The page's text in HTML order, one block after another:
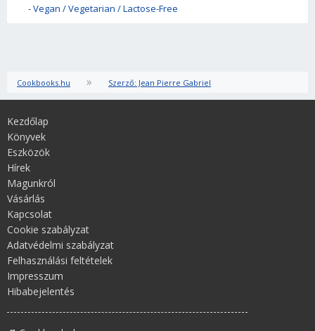
-Vegan / Vegetarian / Lactose-Free
Cookbooks.hu » Szerző: Jean Pierre Gabriel
Kezdőlap
Könyvek
Eszközök
Hírek
Magunkról
Vásárlás
Kapcsolat
Cookie szabályzat
Adatvédelmi szabályzat
Felhasználási feltételek
Impresszum
Hibabejelentés